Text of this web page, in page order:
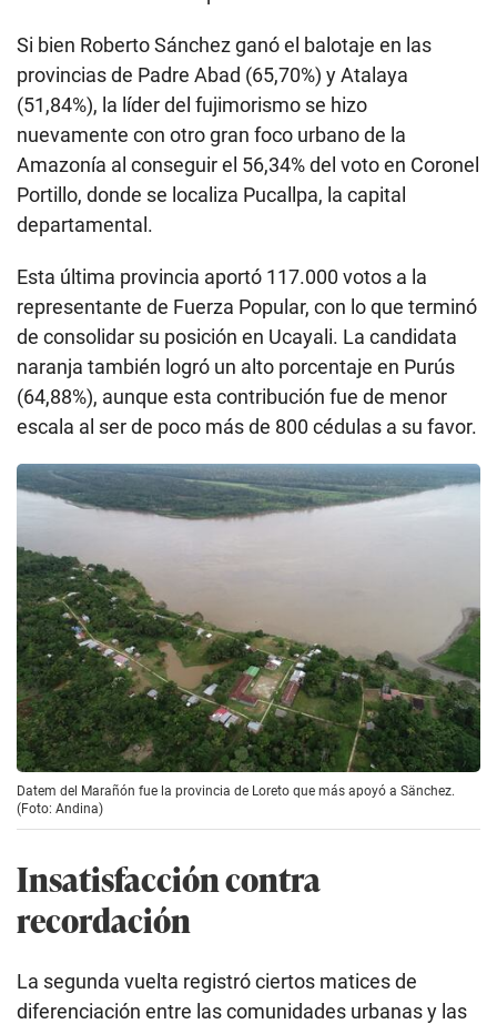
Si bien Roberto Sánchez ganó el balotaje en las
provincias de Padre Abad (65,70%) y Atalaya
(51,84%), la líder del fujimorismo se hizo
nuevamente con otro gran foco urbano de la
Amazonía al conseguir el 56,34% del voto en Coronel
Portillo, donde se localiza Pucallpa, la capital
departamental.
Esta última provincia aportó 117.000 votos a la
representante de Fuerza Popular, con lo que terminó
de consolidar su posición en Ucayali. La candidata
naranja también logró un alto porcentaje en Purús
(64,88%), aunque esta contribución fue de menor
escala al ser de poco más de 800 cédulas a su favor.
Datem del Marañón fue la provincia de Loreto que más apoyó a Sänchez.
(Foto: Andina)
Insatisfacción contra
recordación
La segunda vuelta registró ciertos matices de
diferenciación entre las comunidades urbanas y las